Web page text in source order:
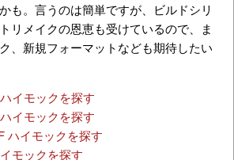
も。言うのは簡単ですが、ビルドシリ
リメイクの恩恵も受けているので、ま
、新規フォーマットなども期待したい
イモックを探す
イモックを探す
ハイモックを探す
モックを探す